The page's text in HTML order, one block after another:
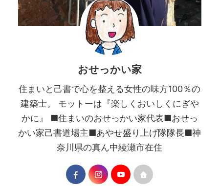
おせっかい家
住まいと己書で心を整える女性の味方100％の
建築士。 モットーは『楽しくおいしくにぎや
かに』 ■住まいのおせっかい家代表■おせっ
かい家己書道場主■あやせ盛り上げ隊隊長■神
奈川県の真ん中綾瀬市在住